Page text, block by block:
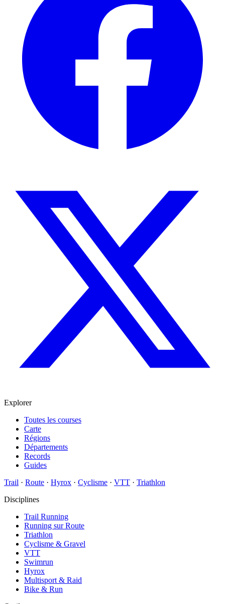
Explorer
Toutes les courses
Carte
Régions
Départements
Records
Guides
Trail · Route · Hyrox · Cyclisme · VTT · Triathlon
Disciplines
Trail Running
Running sur Route
Triathlon
Cyclisme & Gravel
VTT
Swimrun
Hyrox
Multisport & Raid
Bike & Run